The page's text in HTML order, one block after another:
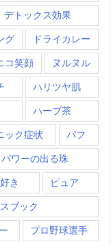
デトックス効果
グ ドライカレー
コ笑顔 ヌルヌル
ハリツヤ肌
ハーブ茶
ック症状 パフ
パワーの出る珠
き ピュア
ブック
プロ野球選手